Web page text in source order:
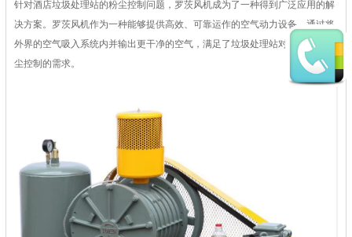
针对酒店垃圾处理站的粉尘控制问题，罗茨风机成为了一种得到广泛应用的解
决方案。罗茨风机作为一种能够提供高效、可靠运作的空气动力设备，通过将
外界的空气吸入系统内并输出更干净的空气，满足了垃圾处理站对于通风和粉
尘控制的需求。